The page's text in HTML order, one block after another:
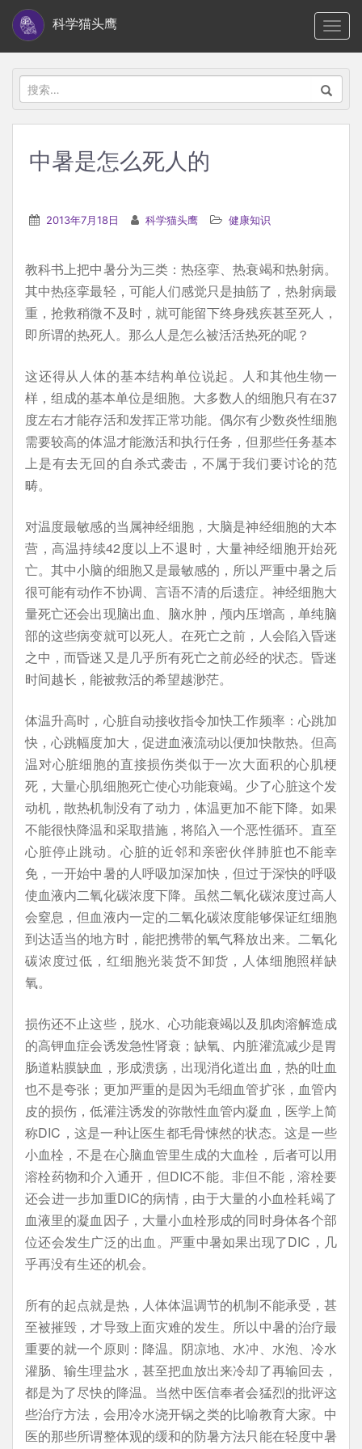
i
科学猫头鹰
搜
索：
中暑是怎么死人的
2013年7月18日 科学猫头鹰 健康知识
教科书上把中暑分为三类：热痉挛、热衰竭和热射病。
其中热痉挛最轻，可能人们感觉只是抽筋了，热射病最
重，抢救稍微不及时，就可能留下终身残疾甚至死人，
即所谓的热死人。那么人是怎么被活活热死的呢？
这还得从人体的基本结构单位说起。人和其他生物一
样，组成的基本单位是细胞。大多数人的细胞只有在37
度左右才能存活和发挥正常功能。偶尔有少数炎性细胞
需要较高的体温才能激活和执行任务，但那些任务基本
上是有去无回的自杀式袭击，不属于我们要讨论的范
畴。
对温度最敏感的当属神经细胞，大脑是神经细胞的大本
营，高温持续42度以上不退时，大量神经细胞开始死
亡。其中小脑的细胞又是最敏感的，所以严重中暑之后
很可能有动作不协调、言语不清的后遗症。神经细胞大
量死亡还会出现脑出血、脑水肿，颅内压增高，单纯脑
部的这些病变就可以死人。在死亡之前，人会陷入昏迷
之中，而昏迷又是几乎所有死亡之前必经的状态。昏迷
时间越长，能被救活的希望越渺茫。
体温升高时，心脏自动接收指令加快工作频率：心跳加
快，心跳幅度加大，促进血液流动以便加快散热。但高
温对心脏细胞的直接损伤类似于一次大面积的心肌梗
死，大量心肌细胞死亡使心功能衰竭。少了心脏这个发
动机，散热机制没有了动力，体温更加不能下降。如果
不能很快降温和采取措施，将陷入一个恶性循环。直至
心脏停止跳动。心脏的近邻和亲密伙伴肺脏也不能幸
免，一开始中暑的人呼吸加深加快，但过于深快的呼吸
使血液内二氧化碳浓度下降。虽然二氧化碳浓度过高人
会窒息，但血液内一定的二氧化碳浓度能够保证红细胞
到达适当的地方时，能把携带的氧气释放出来。二氧化
碳浓度过低，红细胞光装货不卸货，人体细胞照样缺
氧。
损伤还不止这些，脱水、心功能衰竭以及肌肉溶解造成
的高钾血症会诱发急性肾衰；缺氧、内脏灌流减少是胃
肠道粘膜缺血，形成溃疡，出现消化道出血，热的吐血
也不是夸张；更加严重的是因为毛细血管扩张，血管内
皮的损伤，低灌注诱发的弥散性血管内凝血，医学上简
称DIC，这是一种让医生都毛骨悚然的状态。这是一些
小血栓，不是在心脑血管里生成的大血栓，后者可以用
溶栓药物和介入通开，但DIC不能。非但不能，溶栓要
还会进一步加重DIC的病情，由于大量的小血栓耗竭了
血液里的凝血因子，大量小血栓形成的同时身体各个部
位还会发生广泛的出血。严重中暑如果出现了DIC，几
乎再没有生还的机会。
所有的起点就是热，人体体温调节的机制不能承受，甚
至被摧毁，才导致上面灾难的发生。所以中暑的治疗最
重要的就一个原则：降温。阴凉地、水冲、水泡、冷水
灌肠、输生理盐水，甚至把血放出来冷却了再输回去，
都是为了尽快的降温。当然中医信奉者会猛烈的批评这
些治疗方法，会用冷水浇开锅之类的比喻教育大家。中
医的那些所谓整体观的缓和的防暑方法只能在轻度中暑